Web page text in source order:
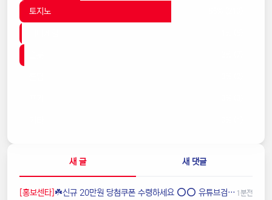
토지노
새 글 새 댓글
[홍보센타] ☘️️신규 20만원 당첨쿠폰 수령하세요 ⭕️⭕️ 유튜브검색 > 수아영상방☘️ 1분전